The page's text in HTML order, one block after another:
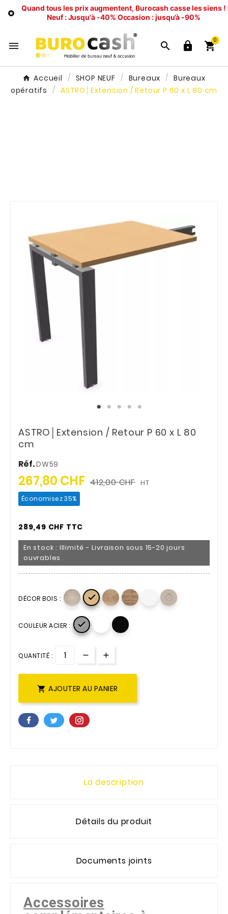

Quand tous les prix augmentent, Burocash casse les siens !
Neuf : Jusqu'à -40% Occasion : jusqu’à -90%
   
0
Accueil SHOP NEUF Bureaux
Bureaux
opératifs
ASTRO│Extension / Retour P 60 x L 80 cm
ASTRO│Extension / Retour P 60 x L 80
cm
Réf.DW59
267,80 CHF 412,00 CHF HT
Économisez 35%
289,49 CHF TTC
En stock : Illimité - Livraison sous 15-20 jours
ouvrables
DÉCOR BOIS : 
COULEUR ACIER : 
QUANTITÉ :
 AJOUTER AU PANIER
La description
Détails du produit
Documents joints
Accessoires